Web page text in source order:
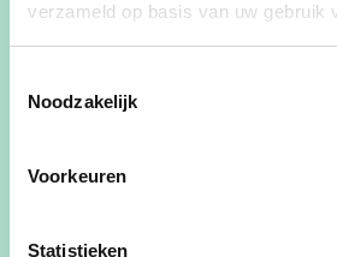
verzameld op basis van uw gebruik
Noodzakelijk
Voorkeuren
Statistieken
Als burgemeester legt Dries
aandacht voor sociale
versterken van de samenhang
Dat sociale engagement kreeg
Dries staat bovendien voor